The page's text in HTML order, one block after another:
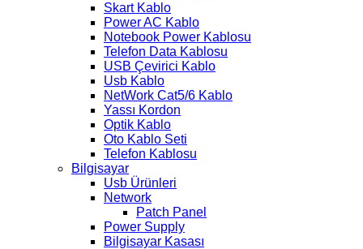
Skart Kablo
Power AC Kablo
Notebook Power Kablosu
Telefon Data Kablosu
USB Çevirici Kablo
Usb Kablo
NetWork Cat5/6 Kablo
Yassı Kordon
Optik Kablo
Oto Kablo Seti
Telefon Kablosu
Bilgisayar
Usb Ürünleri
Network
Patch Panel
Power Supply
Bilgisayar Kasası